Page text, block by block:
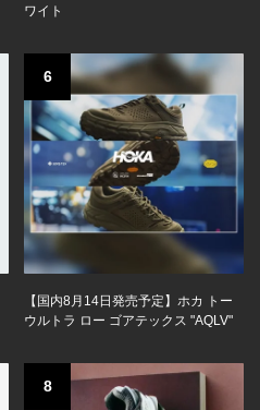
ワイト
6
【国内8月14日発売予定】ホカ トー
ウルトラ ロー ゴアテックス "AQLV"
8